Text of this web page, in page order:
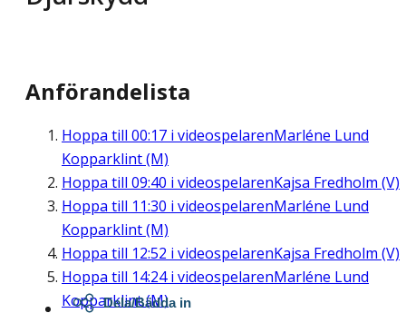
Anförandelista
Hoppa till 00:17 i videospelarenMarléne Lund
Kopparklint (M)
Hoppa till 09:40 i videospelarenKajsa Fredholm (V)
Hoppa till 11:30 i videospelarenMarléne Lund
Kopparklint (M)
Hoppa till 12:52 i videospelarenKajsa Fredholm (V)
Hoppa till 14:24i videospelarenMarléne Lund
Kopparklint (M)
Dela/Bädda in